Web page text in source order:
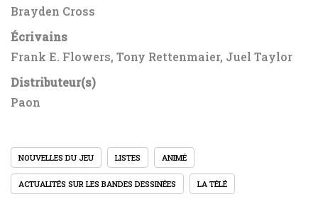
Brayden Cross
Écrivains
Frank E. Flowers, Tony Rettenmaier, Juel Taylor
Distributeur(s)
Paon
NOUVELLES DU JEU LISTES ANIMÉ
ACTUALITÉS SUR LES BANDES DESSINÉES LA TÉLÉ